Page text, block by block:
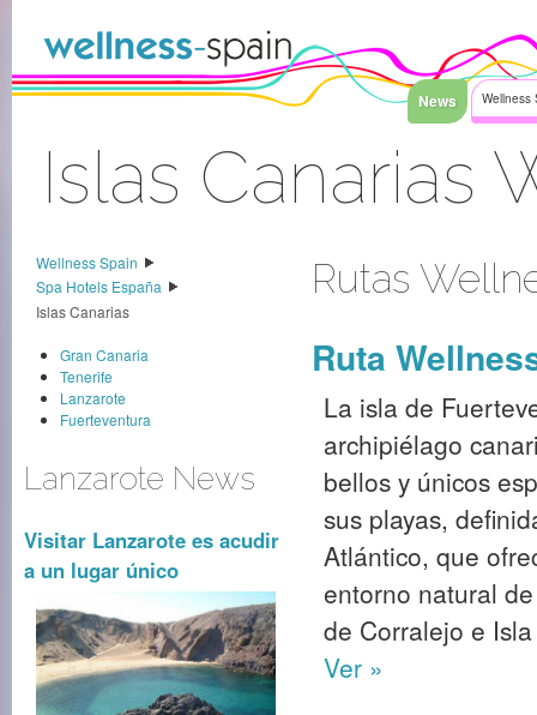
News Wellness
Islas Canarias
Wellness Spain
Spa Hotels España
Islas Canarias
Gran Canaria
Tenerife
Lanzarote
Fuerteventura
Lanzarote News
Visitar Lanzarote es acudir
a un lugar único
Rutas
Ruta
La isla de
archipiélago
bellos y únicos
sus playas,
Atlántico, que
entorno natural
de Corralejo e
Ver »